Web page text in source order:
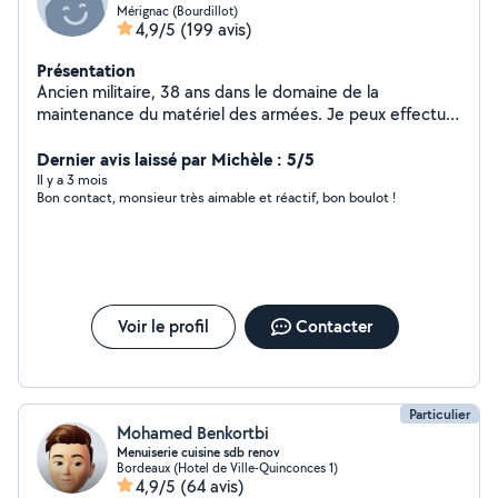
Mérignac (Bourdillot)
4,9/5 (199 avis)
Présentation
Ancien militaire, 38 ans dans le domaine de la
maintenance du matériel des armées. Je peux effectuer
diverses et autres...Aide à la personne pour les
courses...
Dernier avis laissé par Michèle : 5/5
Il y a 3 mois
Bon contact, monsieur très aimable et réactif, bon boulot !
Voir le profil Contacter
Particulier
Mohamed Benkortbi
Menuiserie cuisine sdb renov
Bordeaux (Hotel de Ville-Quinconces 1)
4,9/5 (64 avis)